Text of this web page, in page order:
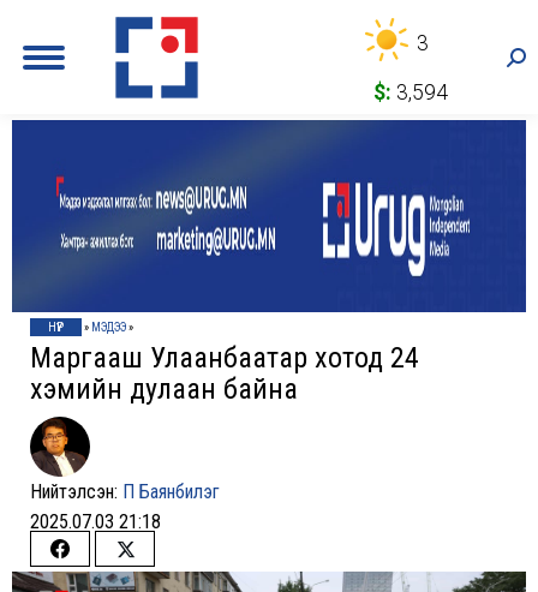
3
$: 3,594
НҮҮР » МЭДЭЭ»
Маргааш Улаанбаатар хотод 24
хэмийн дулаан байна
Нийтэлсэн: П Баянбилэг
2025.07.03 21:18
Share
Share